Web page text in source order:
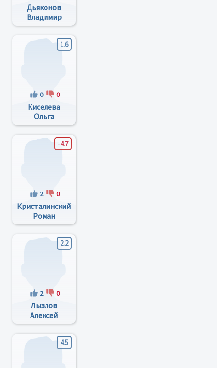
Дьяконов
Владимир
Павлович
1.6
0 0
Киселева
Ольга
Михайловна
-4.7
2 0
Кристалинский
Роман
Ефимович
2.2
2 0
Лызлов
Алексей
Игоревич
4.5